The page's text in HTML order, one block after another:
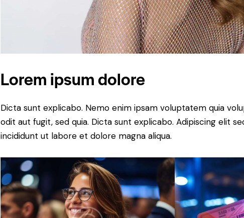
Lorem ipsum dolore
Dicta sunt explicabo. Nemo enim ipsam voluptatem quia
odit aut fugit, sed quia. Dicta sunt explicabo. Adipiscing elit
incididunt ut labore et dolore magna aliqua.